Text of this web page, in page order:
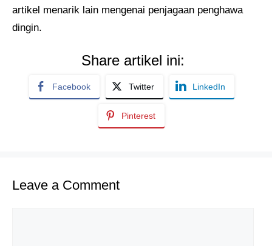
artikel menarik lain mengenai penjagaan penghawa
dingin.
Share artikel ini:
Facebook Twitter LinkedIn
Pinterest
Leave a Comment